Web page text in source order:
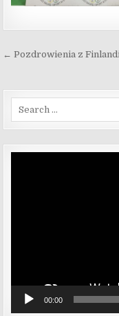
Nawigacja
← Pozdrowienia z
00:00